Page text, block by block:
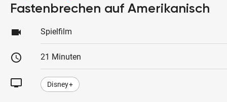
Fastenbrechen auf Amerikanisch
videocam Spielfilm
schedule 21 Minuten
tv Disney+